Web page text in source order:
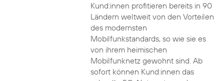
Kund:innen profitieren bereits in 90
Ländern weltweit von den Vorteilen
des modernsten
Mobilfunkstandards, so wie sie es
von ihrem heimischen
Mobilfunknetz gewohnt sind. Ab
sofort können Kund:innen das